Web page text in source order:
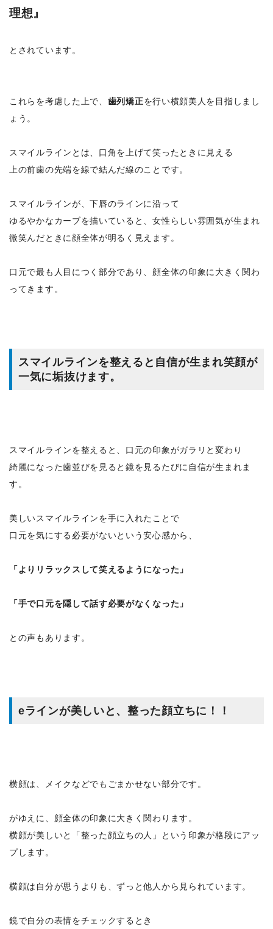
理想』
とされています。
これらを考慮した上で、 歯列矯正を行い横顔美人を目指しまし
ょう。
スマイルラインとは、口角を上げて笑ったときに見える
上の前歯の先端を線で結んだ線のことです。
スマイルラインが、下唇のラインに沿って
ゆるやかなカーブを描いていると、女性らしい雰囲気が生まれ
微笑んだときに顔全体が明るく見えます。
口元で最も人目につく部分であり、顔全体の印象に大きく関わ
ってきます。
スマイルラインを整えると自信が生まれ笑顔が
一気に垢抜けます。
スマイルラインを整えると、口元の印象がガラリと変わり
綺麗になった歯並びを見ると鏡を見るたびに自信が生まれま
す。
美しいスマイルラインを手に入れたことで
口元を気にする必要がないという安心感から、
「よりリラックスして笑えるようになった」
「手で口元を隠して話す必要がなくなった」
との声もあります。
eラインが美しいと、整った顔立ちに！！
横顔は、メイクなどでもごまかせない部分です。
がゆえに、顔全体の印象に大きく関わります。
横顔が美しいと「整った顔立ちの人」という印象が格段にアッ
プします。
横顔は自分が思うよりも、ずっと他人から見られています。
鏡で自分の表情をチェックするとき